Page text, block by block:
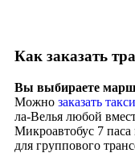
Как заказать
Вы выбираете
Можно заказать
ла-Велья любой
Микроавтобус 7 паса
для группового